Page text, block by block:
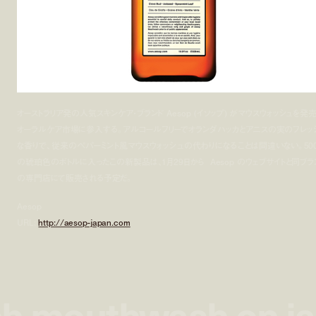
URL:http://aesop-japan.com